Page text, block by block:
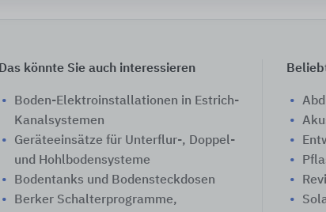
Das könnte Sie auch interessieren
Boden-Elektroinstallationen in Estrich-
Kanalsystemen
Geräteeinsätze für Unterflur-, Doppel-
und Hohlbodensysteme
Bodentanks und Bodensteckdosen
Berker Schalterprogramme,